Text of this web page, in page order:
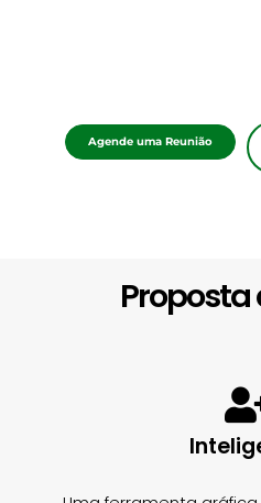
Agende uma Reunião
Proposta